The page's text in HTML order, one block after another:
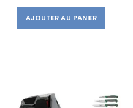
AJOUTER AU PANIER